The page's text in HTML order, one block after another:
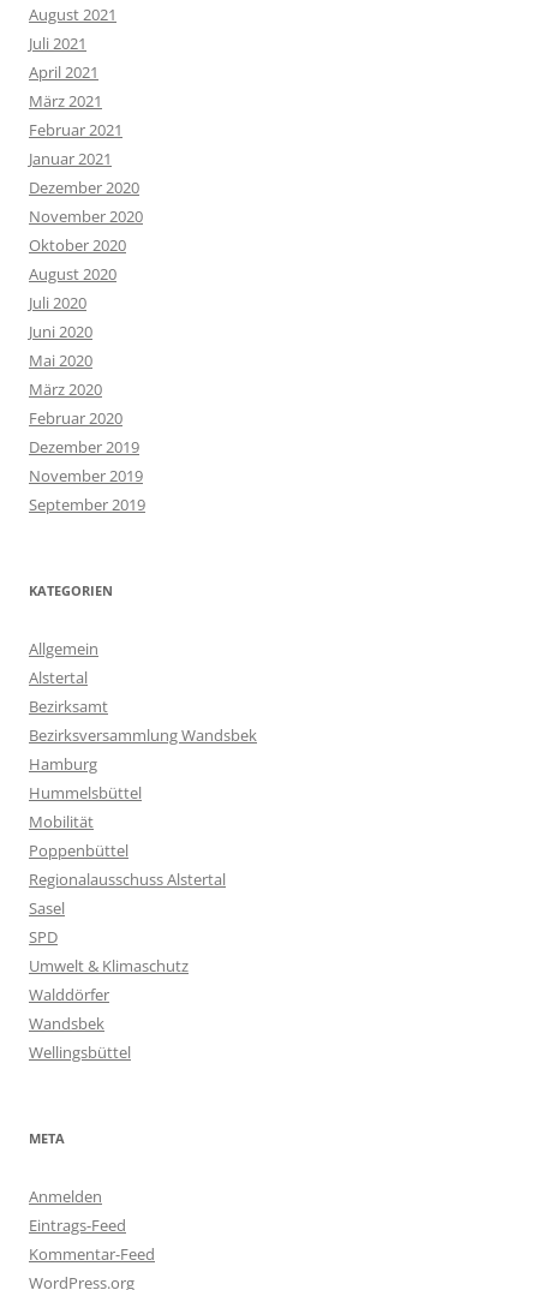
August 2021
Juli 2021
April 2021
März 2021
Februar 2021
Januar 2021
Dezember 2020
November 2020
Oktober 2020
August 2020
Juli 2020
Juni 2020
Mai 2020
März 2020
Februar 2020
Dezember 2019
November 2019
September 2019
KATEGORIEN
Allgemein
Alstertal
Bezirksamt
Bezirksversammlung Wandsbek
Hamburg
Hummelsbüttel
Mobilität
Poppenbüttel
Regionalausschuss Alstertal
Sasel
SPD
Umwelt & Klimaschutz
Walddörfer
Wandsbek
Wellingsbüttel
META
Anmelden
Eintrags-Feed
Kommentar-Feed
WordPress.org